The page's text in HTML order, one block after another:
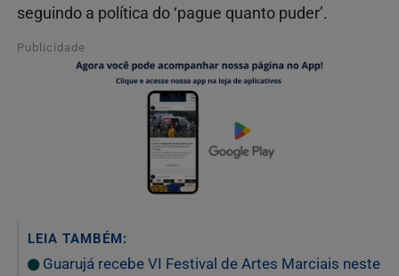
seguindo a política do ‘pague quanto puder’.
Publicidade
LEIA TAMBÉM:
Guarujá recebe VI Festival de Artes Marciais neste